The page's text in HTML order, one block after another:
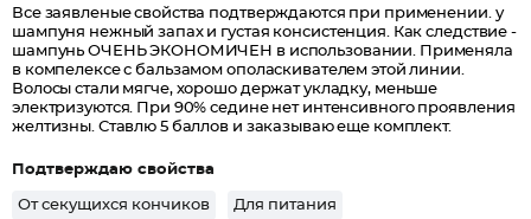
Все заявленые свойства подтверждаются при применении. у
шампуня нежный запах и густая консистенция. Как следствие -
шампунь ОЧЕНЬ ЭКОНОМИЧЕН в использовании. Применяла
в компелексе с бальзамом ополаскивателем этой линии.
Волосы стали мягче, хорошо держат укладку, меньше
электризуются. При 90% седине нет интенсивного проявления
желтизны. Ставлю 5 баллов и заказываю еще комплект.
Подтверждаю свойства
От секущихся кончиков Для питания